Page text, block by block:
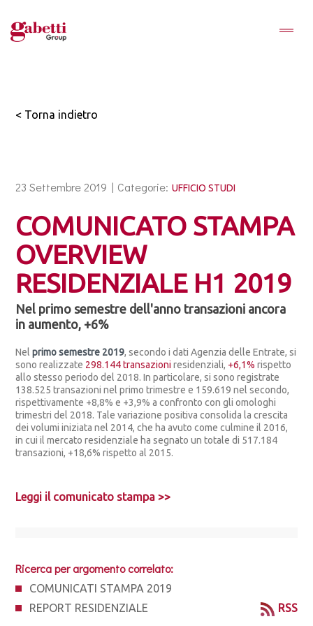
< Torna indietro
23 Settembre 2019 | Categorie: UFFICIO STUDI
COMUNICATO STAMPA
OVERVIEW
RESIDENZIALE H1 2019
Nel primo semestre dell'anno transazioni ancora
in aumento, +6%
Nelprimo semestre 2019, secondo i dati Agenzia delle Entrate, si
sono realizzate 298.144 transazioni residenziali, +6,1% rispetto
allo stesso periodo del 2018. In particolare, si sono registrate
138.525 transazioni nel primo trimestre e 159.619 nel secondo,
rispettivamente +8,8% e +3,9% a confronto con gli omologhi
trimestri del 2018. Tale variazione positiva consolida la crescita
dei volumi iniziata nel 2014, che ha avuto come culmine il 2016,
in cui il mercato residenziale ha segnato un totale di 517.184
transazioni, +18,6% rispetto al 2015.
Leggi il comunicato stampa >>
Ricerca per argomento correlato:
COMUNICATI STAMPA 2019
REPORT RESIDENZIALE
RSS